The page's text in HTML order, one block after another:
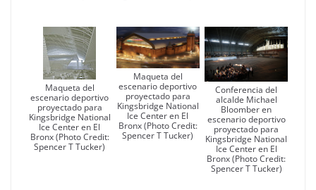
Maqueta del
escenario deportivo
proyectado para
Kingsbridge National
Ice Center en El
Bronx (Photo Credit:
Spencer T Tucker)
Maqueta del
escenario deportivo
proyectado para
Kingsbridge National
Ice Center en El
Bronx (Photo Credit:
Spencer T Tucker)
Conferencia del
alcalde Michael
Bloomber en
escenario deportivo
proyectado para
Kingsbridge National
Ice Center en El
Bronx (Photo Credit:
Spencer T Tucker)